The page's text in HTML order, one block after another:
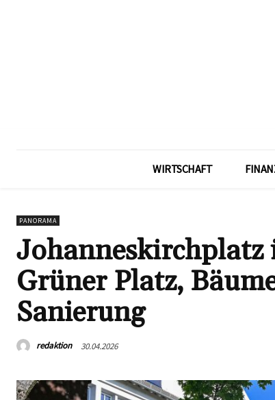
WIRTSCHAFT
PANORAMA
Johanneskirchplatz
Grüner Platz,
Sanierung
redaktion 30.04.2026